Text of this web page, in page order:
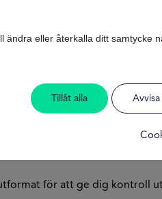
ändra eller återkalla ditt samtycke
Tillåt alla
anpassningsbar lösning för
skjuta upp betalningar frigörs
kan justeras efter
om du driver ett företag
utmaningar.
för att ge dig kontroll